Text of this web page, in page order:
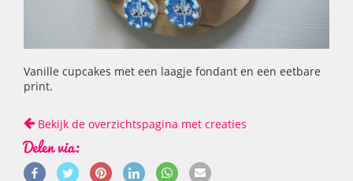
Vanille cupcakes met een laagje fondant en een eetbare
print.
Bekijk de overzichtspagina met creaties
Delen via: